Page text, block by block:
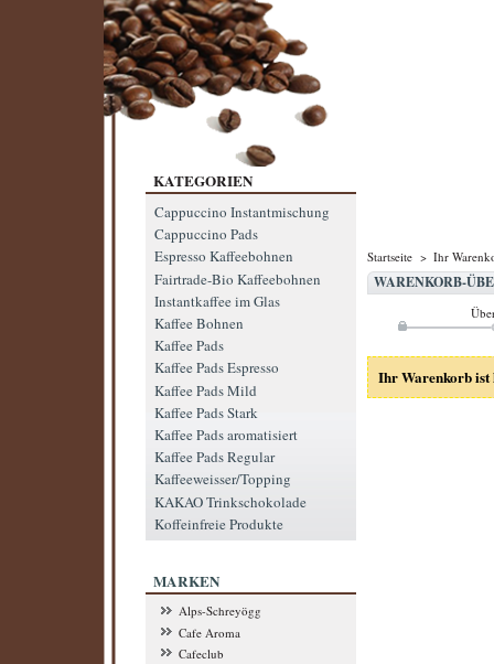
KATEGORIEN
Cappuccino Instantmischung
Cappuccino Pads
Espresso Kaffeebohnen
Fairtrade-Bio Kaffeebohnen
Instantkaffee im Glas
Kaffee Bohnen
Kaffee Pads
Kaffee Pads Espresso
Kaffee Pads Mild
Kaffee Pads Stark
Kaffee Pads aromatisiert
Kaffee Pads Regular
Kaffeeweisser/Topping
KAKAO Trinkschokolade
Koffeinfreie Produkte
MARKEN
Alps-Schreyögg
Cafe Aroma
Cafeclub
Startseite > Ihr
WARENKORB-
Ihr Warenkorb ist